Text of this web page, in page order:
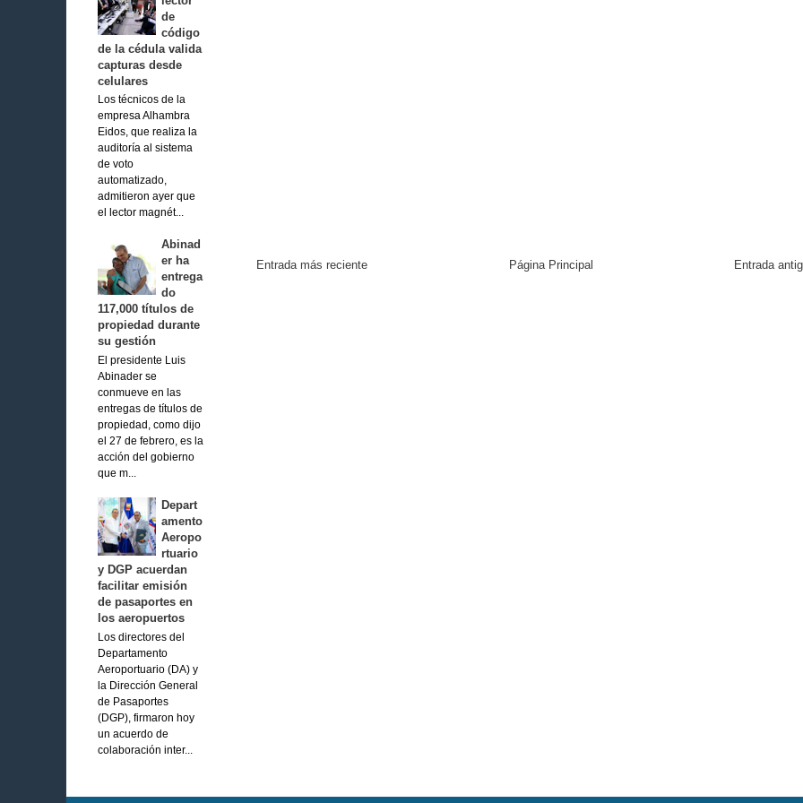
de
código
de la cédula valida
capturas desde
celulares
Los técnicos de la
empresa Alhambra
Eidos, que realiza la
auditoría al sistema
de voto
automatizado,
admitieron ayer que
el lector magnét...
Abinad
er ha
entrega
do
117,000 títulos de
propiedad durante
su gestión
El presidente Luis
Abinader se
conmueve en las
entregas de títulos de
propiedad, como dijo
el 27 de febrero, es la
acción del gobierno
que m...
Depart
amento
Aeropo
rtuario
y DGP acuerdan
facilitar emisión
de pasaportes en
los aeropuertos
Los directores del
Departamento
Aeroportuario (DA) y
la Dirección General
de Pasaportes
(DGP), firmaron hoy
un acuerdo de
colaboración inter...
Entrada más reciente Entrada
Página Principal